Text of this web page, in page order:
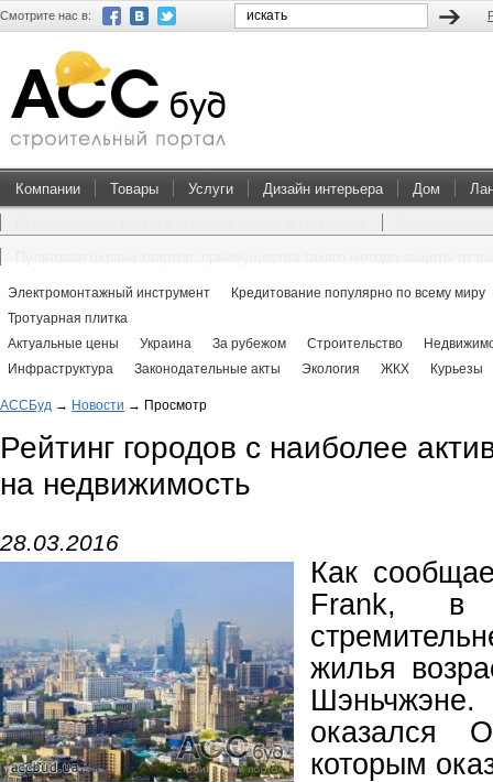
Смотрите нас в:
Компании Товары Услуги Дизайн интерьера Дом
Электромонтажный инструмент
Кредитование популярно по всему миру
Тротуарная плитка
Актуальные цены
Украина За рубежом Строительство
Инфраструктура
Законодательные акты Экология ЖКХ Курьезы
АССБуд → Новости → Просмотр
Рейтинг городов с наиболее
на недвижимость
28.03.2016
Как
Frank, в
жилья
оказался
которым